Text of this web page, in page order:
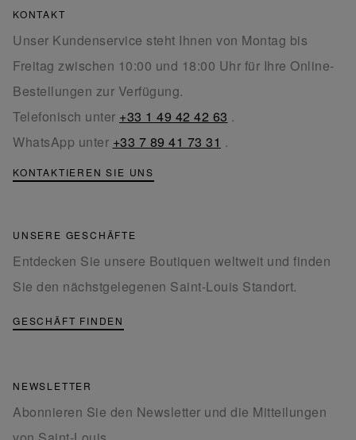
KONTAKT
Unser Kundenservice steht Ihnen von Montag bis
Freitag zwischen 10:00 und 18:00 Uhr für Ihre Online-
Bestellungen zur Verfügung.
Telefonisch unter +33 1 49 42 42 63 .
WhatsApp unter +33 7 89 41 73 31 .
KONTAKTIEREN SIE UNS
UNSERE GESCHÄFTE
Entdecken Sie unsere Boutiquen weltweit und finden
Sie den nächstgelegenen Saint-Louis Standort.
GESCHÄFT FINDEN
NEWSLETTER
Abonnieren Sie den Newsletter und die Mitteilungen